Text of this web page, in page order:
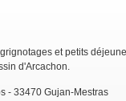
et petits
d'Arcachon.
- 33470 Gujan-Mestras